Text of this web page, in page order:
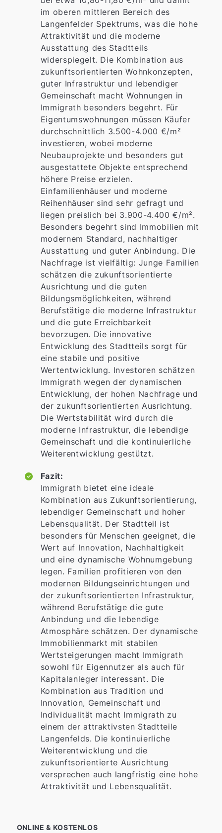
im oberen mittleren Bereich des
Langenfelder Spektrums, was die hohe
Attraktivität und die moderne
Ausstattung des Stadtteils
widerspiegelt. Die Kombination aus
zukunftsorientierten Wohnkonzepten,
guter Infrastruktur und lebendiger
Gemeinschaft macht Wohnungen in
Immigrath besonders begehrt. Für
Eigentumswohnungen müssen Käufer
durchschnittlich 3.500-4.000 €/m²
investieren, wobei moderne
Neubauprojekte und besonders gut
ausgestattete Objekte entsprechend
höhere Preise erzielen.
Einfamilienhäuser und moderne
Reihenhäuser sind sehr gefragt und
liegen preislich bei 3.900-4.400 €/m².
Besonders begehrt sind Immobilien mit
modernem Standard, nachhaltiger
Ausstattung und guter Anbindung. Die
Nachfrage ist vielfältig: Junge Familien
schätzen die zukunftsorientierte
Ausrichtung und die guten
Bildungsmöglichkeiten, während
Berufstätige die moderne Infrastruktur
und die gute Erreichbarkeit
bevorzugen. Die innovative
Entwicklung des Stadtteils sorgt für
eine stabile und positive
Wertentwicklung. Investoren schätzen
Immigrath wegen der dynamischen
Entwicklung, der hohen Nachfrage und
der zukunftsorientierten Ausrichtung.
Die Wertstabilität wird durch die
moderne Infrastruktur, die lebendige
Gemeinschaft und die kontinuierliche
Weiterentwicklung gestützt.
Fazit:
Immigrath bietet eine ideale
Kombination aus Zukunftsorientierung,
lebendiger Gemeinschaft und hoher
Lebensqualität. Der Stadtteil ist
besonders für Menschen geeignet, die
Wert auf Innovation, Nachhaltigkeit
und eine dynamische Wohnumgebung
legen. Familien profitieren von den
modernen Bildungseinrichtungen und
der zukunftsorientierten Infrastruktur,
während Berufstätige die gute
Anbindung und die lebendige
Atmosphäre schätzen. Der dynamische
Immobilienmarkt mit stabilen
Wertsteigerungen macht Immigrath
sowohl für Eigennutzer als auch für
Kapitalanleger interessant. Die
Kombination aus Tradition und
Innovation, Gemeinschaft und
Individualität macht Immigrath zu
einem der attraktivsten Stadtteile
Langenfelds. Die kontinuierliche
Weiterentwicklung und die
zukunftsorientierte Ausrichtung
versprechen auch langfristig eine hohe
Attraktivität und Lebensqualität.
ONLINE & KOSTENLOS